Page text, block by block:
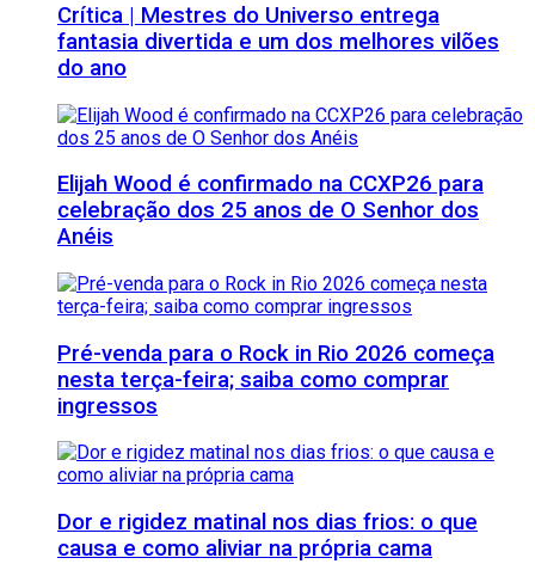
Crítica | Mestres do Universo entrega
fantasia divertida e um dos melhores vilões
do ano
Elijah Wood é confirmado na CCXP26 para
celebração dos 25 anos de O Senhor dos
Anéis
Pré-venda para o Rock in Rio 2026 começa
nesta terça-feira; saiba como comprar
ingressos
Dor e rigidez matinal nos dias frios: o que
causa e como aliviar na própria cama